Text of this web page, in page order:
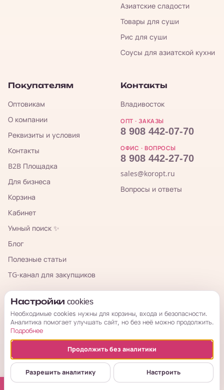
Азиатские сладости
Товары для суши
Рис для суши
Соусы для азиатской кухни
Покупателям
Оптовикам
О компании
Реквизиты и условия
Контакты
B2B Площадка
Для бизнеса
Корзина
Кабинет
Умный поиск ✨
Блог
Полезные статьи
TG-канал для закупщиков
Контакты
Владивосток
ОПТ · ЗАКАЗЫ
8 908 442-07-70
ОФИС · ВОПРОСЫ
8 908 442-27-70
sales@koropt.ru
Вопросы и ответы
КорОпт
© 2026 КорОпт. Корейские и китайские товары из Владивостока.
ИП Галицкая Мария Сергеевна · ИНН 253909697776 · ОГРНИП
314254321800034
Публичная офертаУсловия возвратаПолитикаНастройки cookies
Настройки cookies
Необходимые cookies нужны для корзины, входа и безопасности.
Аналитика помогает улучшать сайт, но без неё можно продолжить.
Подробнее
Продолжить без аналитики
Разрешить аналитику Настроить